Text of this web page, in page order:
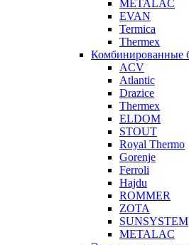
METALAC
EVAN
Termica
Thermex
Комбинированные
ACV
Atlantic
Drazice
Thermex
ELDOM
STOUT
Royal Thermo
Gorenje
Ferroli
Hajdu
ROMMER
ZOTA
SUNSYSTEM
METALAC